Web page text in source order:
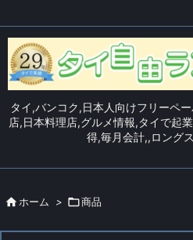
タイ,バンコク,日本人向けフリーペ
店,日本料理店,グルメ情報,タイで起
得,毎月会計,,ロング
 ホーム > 商品